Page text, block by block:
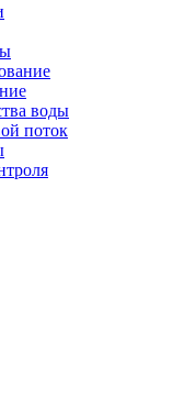
воды
поток